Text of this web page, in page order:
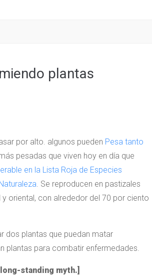
plantas
por alto. algunos pueden Pesa tanto
pesadas que viven hoy en día que
en la Lista Roja de Especies
. Se reproducen en pastizales
oriental, con alrededor del 70 por ciento
dos plantas que puedan matar
plantas para combatir enfermedades.
standing myth.]